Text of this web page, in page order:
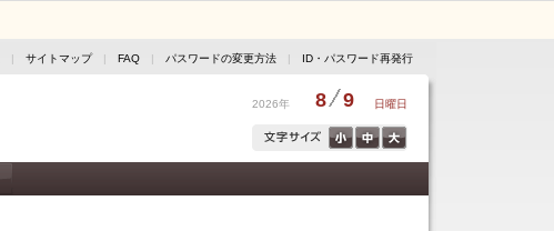
| サイトマップ| FAQ | パスワードの変更方法 | ID・パスワード再発行
2026年 8 9 日曜日